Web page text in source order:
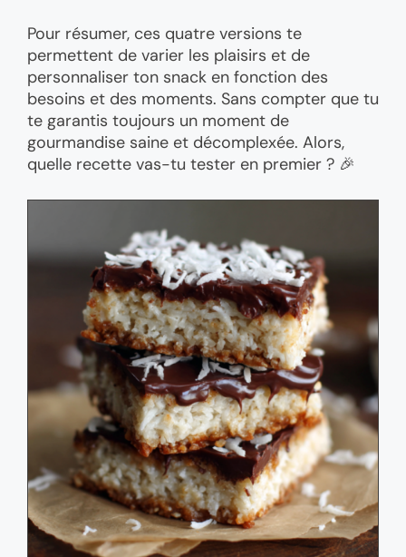
Pour résumer, ces quatre versions te
permettent de varier les plaisirs et de
personnaliser ton snack en fonction des
besoins et des moments. Sans compter que tu
te garantis toujours un moment de
gourmandise saine et décomplexée. Alors,
quelle recette vas-tu tester en premier ? 🎉